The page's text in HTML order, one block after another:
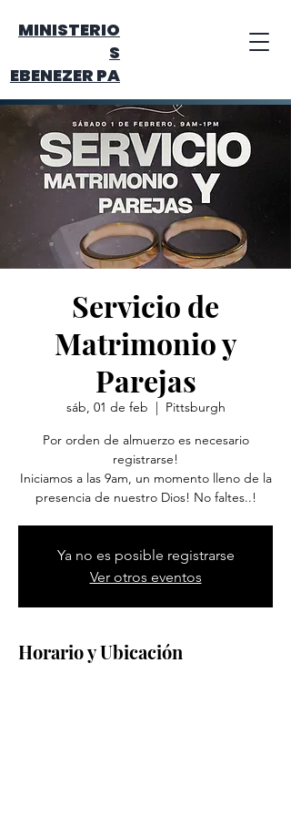
MINISTERIO
S
EBENEZER PA
Servicio de
Matrimonio y
Parejas
sáb, 01 de feb
  |
Pittsburgh
Por orden de almuerzo es necesario
registrarse!
Iniciamos a las 9am, un momento lleno de la
presencia de nuestro Dios! No faltes..!
Ya no es posible registrarse
Ver otros eventos
Horario y Ubicación